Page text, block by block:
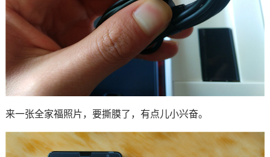
来一张全家福照片，要撕膜了，有点儿小兴奋。